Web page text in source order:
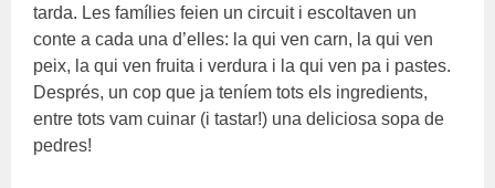
tarda. Les famílies feien un circuit i escoltaven un
conte a cada una d’elles: la qui ven carn, la qui ven
peix, la qui ven fruita i verdura i la qui ven pa i pastes.
Després, un cop que ja teníem tots els ingredients,
entre tots vam cuinar (i tastar!) una deliciosa sopa de
pedres!